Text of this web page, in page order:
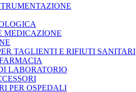
MEDICAZIONE
TAGLIENTI E RIFIUTI SANITARI
LABORATORIO
PER OSPEDALI